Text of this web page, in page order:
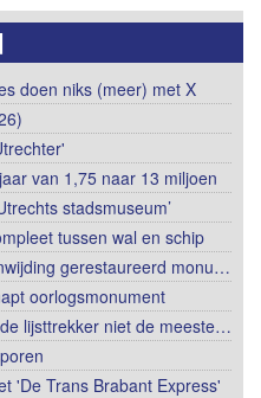
doen niks (meer) met X
van 1,75 naar 13 miljoen
stadsmuseum’
tussen wal en schip
gerestaureerd monu…
oorlogsmonument
lijsttrekker niet de meeste…
'De Trans Brabant Express'